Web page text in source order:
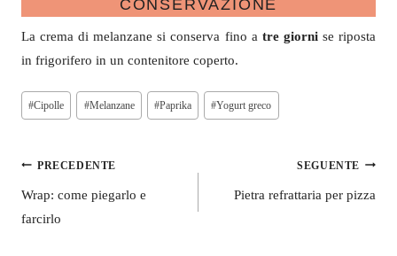
CONSERVAZIONE
La crema di melanzane si conserva fino a tre giornise riposta
in frigorifero in un contenitore coperto.
Tag
articolo:
#Cipolle #Melanzane #Paprika #Yogurt greco
Navigazione
articoli
PRECEDENTE
Wrap: come piegarlo e
farcirlo
SEGUENTE
Pietra refrattaria per pizza